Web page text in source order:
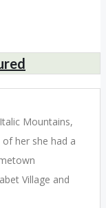
Mountains,
her she had a
Village and